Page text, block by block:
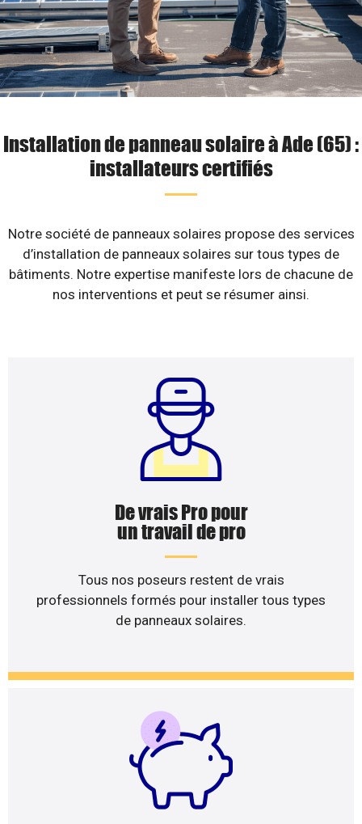
Installation de panneau solaire à Ade (65) :
installateurs certifiés
Notre société de panneaux solaires propose des services
d’installation de panneaux solaires sur tous types de
bâtiments. Notre expertise manifeste lors de chacune de
nos interventions et peut se résumer ainsi.
De vrais Pro pour
un travail de pro
Tous nos poseurs restent de vrais
professionnels formés pour installer tous types
de panneaux solaires.